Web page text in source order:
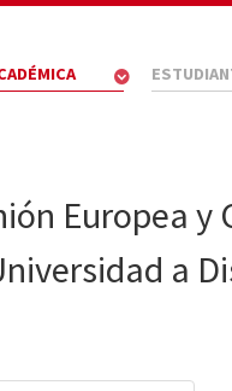
Europea y
a